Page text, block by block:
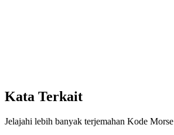
Kata Terkait
Jelajahi lebih banyak terjemahan Kode Morse